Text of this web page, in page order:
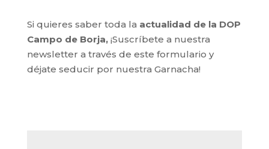
Si quieres saber toda la actualidad de la DOP
Campo de Borja,¡Suscríbete a nuestra
newsletter a través de este formulario y
déjate seducir por nuestra Garnacha!